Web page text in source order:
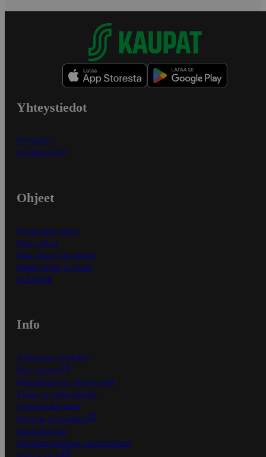
Yhteystiedot
Myymälät
Asiakaspalvelu
Ohjeet
Ensitilaajan ohjeet
Näin maksat
Näin tilaat ja muokkaat
Kaikki ohjeet ja vinkit
In English
Info
S-Business yrityksille
Oiva-raportit
Osuuskauppojen yhteystiedot
Tilaus- ja toimitusehdot
Tietosuojakäytäntö
Palvelun käyttöehdot
Saavutettavuus
Mobiilisovelluksen saavutettavuus